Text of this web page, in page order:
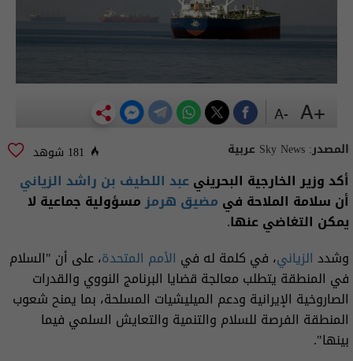
المصدر: Sky News عربية 181 شوهد
أكد وزير الخارجية البحرينيعبد اللطيف بن راشد الزياني
أن سلامة الملاحة في مضيق هرمزمسؤولية جماعية لا
يمكن التغاضي عنها.
وشدد الزياني، في كلمة له في الأمم المتحدة، على أن "السلام
في المنطقة يتطلب معالجة قضايا البرنامج النووي والقدرات
الصاروخية الإيرانية ودعم الميليشيات المسلحة، بما يمنح شعوب
المنطقة الفرصة للسلام والتنمية والتعايش السلمي فيما
بينها".
+A
-A